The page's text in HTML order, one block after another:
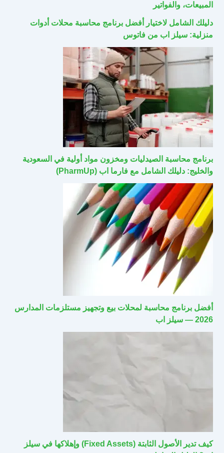
المبيعات، والفواتير
دليلك الشامل لاختيار أفضل برنامج محاسبة محلات أدوات
منزلية: سيلز اب من فاتوس
برنامج محاسبة الصيدليات ومخزون مواد أولية في السعودية
والخليج: دليلك الشامل مع فارما اب (PharmUp)
أفضل برنامج محاسبة لمحلات بيع وتجهيز مستلزمات المدارس
2026 — سيلز اب
كيف تدير الأصول الثابتة (Fixed Assets) وإهلاكها في سيلز